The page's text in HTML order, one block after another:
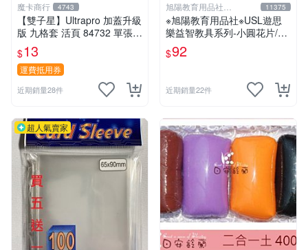
魔卡商行 4743
【雙子星】Ultrapro 加蓋升級
版 九格套 活頁 84732 單張寄
出 內頁 9格
$13
運費抵用券
近期銷量28件
旭陽教育用品社
20239298
11375
※旭陽教育用品社※USL遊思
樂益智教具系列-小圓花片/小
雪花片拼插積木(2.5cm,300
片裝)台灣製ST安全玩具
$92
近期銷量22件
超人氣賣家